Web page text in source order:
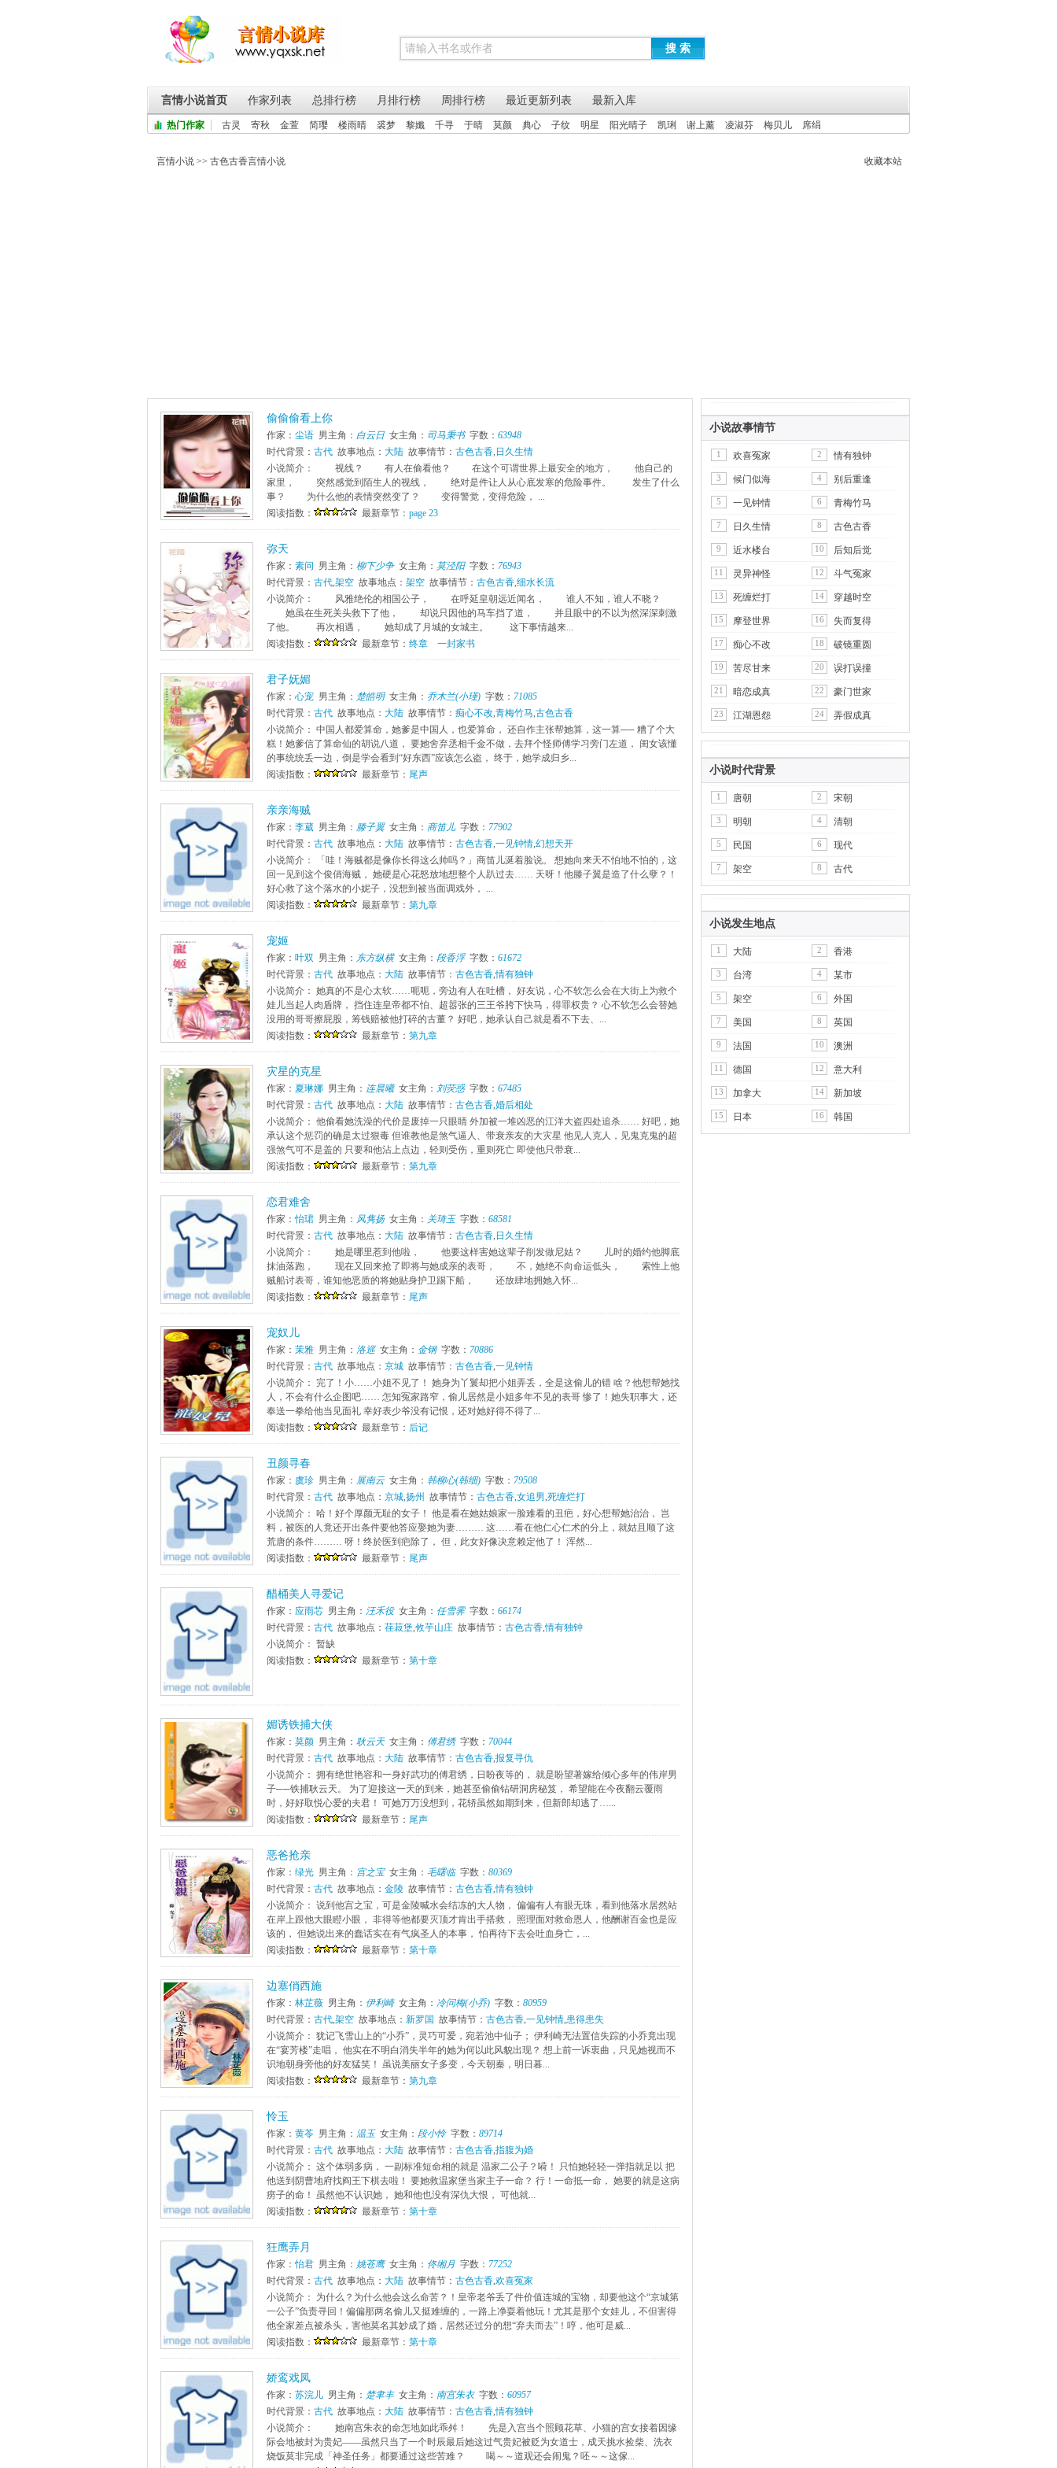
搜 索
言情小说首页 作家列表 总排行榜 月排行榜 周排行榜 最近更新列表 最新入库
热门作家 古灵 寄秋 金萱 简璎 楼雨晴 裘梦 黎孅 千寻 于晴 莫颜 典心 子纹 明星 阳光晴子 凯琍 谢上薰 凌淑芬 梅贝儿 席绢
言情小说 >> 古色古香言情小说 收藏本站
偷偷偷看上你
作家： 尘语 男主角： 白云日 女主角： 司马秉书字数： 63948
时代背景： 古代 故事地点： 大陆 故事情节： 古色古香, 日久生情
小说简介： 视线？ 有人在偷看他？ 在这个可谓世界上最安全的地方， 他自己的
家里， 突然感觉到陌生人的视线， 绝对是件让人从心底发寒的危险事件。 发生了什么
事？ 为什么他的表情突然变了？ 变得警觉，变得危险， ...
阅读指数：
最新章节： page 23
弥天
作家： 素问 男主角： 柳下少争女主角： 莫泾阳字数： 76943
时代背景： 古代,架空 故事地点： 架空 故事情节： 古色古香,细水长流
小说简介： 风雅绝伦的相国公子， 在呼延皇朝远近闻名， 谁人不知，谁人不晓？
她虽在生死关头救下了他， 却说只因他的马车挡了道， 并且眼中的不以为然深深刺激
了他。 再次相遇， 她却成了月城的女城主。 这下事情越来...
阅读指数：
最新章节： 终章 一封家书
君子妩媚
作家： 心宠 男主角： 楚皓明女主角： 乔木兰(小瑾) 字数： 71085
时代背景： 古代 故事地点： 大陆 故事情节： 痴心不改,青梅竹马,古色古香
小说简介： 中国人都爱算命，她爹是中国人，也爱算命， 还自作主张帮她算，这一算── 糟了个大
糕！她爹信了算命仙的胡说八道， 要她舍弃丞相千金不做，去拜个怪师傅学习旁门左道， 闺女该懂
的事统统丢一边，倒是学会看到“好东西”应该怎么盗， 终于，她学成归乡...
阅读指数：
最新章节： 尾声
亲亲海贼
作家： 李葳 男主角： 滕子翼女主角： 商笛儿字数： 77902
时代背景： 古代 故事地点： 大陆 故事情节： 古色古香,一见钟情,幻想天开
小说简介： 「哇！海贼都是像你长得这么帅吗？」商笛儿涎着脸说。 想她向来天不怕地不怕的，这
回一见到这个俊俏海贼， 她硬是心花怒放地想整个人趴过去…… 天呀！他滕子翼是造了什么孽？！
好心救了这个落水的小妮子，没想到被当面调戏外， ...
阅读指数：
最新章节： 第九章
宠姬
作家： 叶双 男主角： 东方纵横女主角： 段香浮字数： 61672
时代背景： 古代 故事地点： 大陆 故事情节： 古色古香,情有独钟
小说简介： 她真的不是心太软……呃呃，旁边有人在吐槽， 好友说，心不软怎么会在大街上为救个
娃儿当起人肉盾牌， 挡住连皇帝都不怕、超嚣张的三王爷胯下快马，得罪权贵？ 心不软怎么会替她
没用的哥哥擦屁股，筹钱赔被他打碎的古董？ 好吧，她承认自己就是看不下去、...
阅读指数：
最新章节： 第九章
灾星的克星
作家： 夏琳娜 男主角： 连晨曦女主角： 刘荧惑字数： 67485
时代背景： 古代 故事地点： 大陆 故事情节： 古色古香,婚后相处
小说简介： 他偷看她洗澡的代价是废掉一只眼睛 外加被一堆凶恶的江洋大盗四处追杀…… 好吧，她
承认这个惩罚的确是太过狠毒 但谁教他是煞气逼人、带衰亲友的大灾星 他见人克人，见鬼克鬼的超
强煞气可不是盖的 只要和他沾上点边，轻则受伤，重则死亡 即使他只带衰...
阅读指数：
最新章节： 第九章
恋君难舍
作家：怡珺 男主角： 风隽扬女主角： 关琦玉字数： 68581
时代背景： 古代 故事地点： 大陆 故事情节： 古色古香, 日久生情
小说简介： 她是哪里惹到他啦， 他要这样害她这辈子削发做尼姑？ 儿时的婚约他脚底
抹油落跑， 现在又回来抢了即将与她成亲的表哥， 不，她绝不向命运低头， 索性上他
贼船讨表哥，谁知他恶质的将她贴身护卫踢下船， 还放肆地拥她入怀...
阅读指数：
最新章节： 尾声
宠奴儿
作家： 茉雅 男主角： 洛巡女主角： 金钢字数： 70886
时代背景： 古代 故事地点： 京城 故事情节： 古色古香,一见钟情
小说简介： 完了！小……小姐不见了！ 她身为丫鬟却把小姐弄丢，全是这偷儿的错 啥？他想帮她找
人，不会有什么企图吧…… 怎知冤家路窄，偷儿居然是小姐多年不见的表哥 惨了！她失职事大，还
奉送一拳给他当见面礼 幸好表少爷没有记恨，还对她好得不得了...
阅读指数：
最新章节： 后记
丑颜寻春
作家： 虞珍 男主角： 展南云女主角： 韩柳心(韩细) 字数： 79508
时代背景： 古代 故事地点： 京城,扬州 故事情节： 古色古香,女追男,死缠烂打
小说简介： 哈！好个厚颜无耻的女子！ 他是看在她姑娘家一脸难看的丑疤，好心想帮她治治， 岂
料，被医的人竟还开出条件要他答应娶她为妻……… 这……看在他仁心仁术的分上，就姑且顺了这
荒唐的条件……… 呀！终於医到疤除了， 但，此女好像决意赖定他了！ 浑然...
阅读指数：
最新章节： 尾声
醋桶美人寻爱记
作家： 应雨芯 男主角： 汪禾役女主角： 任雪霁字数： 66174
时代背景： 古代 故事地点： 荏菽堡,攸芋山庄 故事情节： 古色古香,情有独钟
小说简介： 暂缺
阅读指数：
最新章节： 第十章
媚诱铁捕大侠
作家： 莫颜 男主角： 耿云天女主角： 傅君绣字数： 70044
时代背景： 古代 故事地点： 大陆 故事情节： 古色古香,报复寻仇
小说简介： 拥有绝世艳容和一身好武功的傅君绣，日盼夜等的， 就是盼望著嫁给倾心多年的伟岸男
子──铁捕耿云天。 为了迎接这一天的到来，她甚至偷偷钻研洞房秘笈， 希望能在今夜翻云覆雨
时，好好取悦心爱的夫君！ 可她万万没想到，花轿虽然如期到来，但新郎却逃了…...
阅读指数：
最新章节： 尾声
恶爸抢亲
作家： 绿光 男主角： 宫之宝女主角： 毛曙临字数： 80369
时代背景： 古代 故事地点： 金陵 故事情节： 古色古香,情有独钟
小说简介： 说到他宫之宝，可是金陵喊水会结冻的大人物， 偏偏有人有眼无珠，看到他落水居然站
在岸上跟他大眼瞪小眼， 非得等他都要灭顶才肯出手搭救， 照理面对救命恩人，他酬谢百金也是应
该的， 但她说出来的蠢话实在有气疯圣人的本事， 怕再待下去会吐血身亡，...
阅读指数：
最新章节： 第十章
边塞俏西施
作家： 林芷薇 男主角： 伊利崎女主角： 冷问梅(小乔) 字数： 80959
时代背景： 古代,架空 故事地点： 新罗国 故事情节： 古色古香,一见钟情,患得患失
小说简介： 犹记飞雪山上的“小乔”，灵巧可爱，宛若池中仙子； 伊利崎无法置信失踪的小乔竟出现
在“宴芳楼”走唱， 他实在不明白消失半年的她为何以此风貌出现？ 想上前一诉衷曲，只见她视而不
识地朝身旁他的好友猛笑！ 虽说美丽女子多变，今天朝秦，明日暮...
阅读指数：
最新章节： 第九章
怜玉
作家： 黄苓 男主角： 温玉女主角： 段小怜字数： 89714
时代背景： 古代 故事地点： 大陆 故事情节： 古色古香,指腹为婚
小说简介： 这个体弱多病， 一副标准短命相的就是 温家二公子？嗬！ 只怕她轻轻一弹指就足以 把
他送到阴曹地府找阎王下棋去啦！ 要她救温家堡当家主子一命？ 行！一命抵一命， 她要的就是这病
痨子的命！ 虽然他不认识她， 她和他也没有深仇大恨， 可他就...
阅读指数：
最新章节： 第十章
狂鹰弄月
作家：怡君 男主角： 姚苍鹰女主角： 佟缃月 字数： 77252
时代背景： 古代 故事地点： 大陆 故事情节： 古色古香,欢喜冤家
小说简介： 为什么？为什么他会这么命苦？！皇帝老爷丢了件价值连城的宝物，却要他这个“京城第
一公子”负责寻回！偏偏那两名偷儿又挺难缠的，一路上净耍着他玩！尤其是那个女娃儿，不但害得
他全家差点被杀头，害他莫名其妙成了婚，居然还过分的想“弃夫而去”！哼，他可是威...
阅读指数：
最新章节： 第十章
娇鸾戏凤
作家： 苏浣儿 男主角： 楚聿丰女主角： 南宫朱衣字数： 60957
时代背景： 古代 故事地点： 大陆 故事情节： 古色古香,情有独钟
小说简介： 她南宫朱衣的命怎地如此乖舛！ 先是入宫当个照顾花草、小猫的宫女接着因缘
际会地被封为贵妃——虽然只当了一个时辰最后她这过气贵妃被贬为女道士，成天挑水捡柴、洗衣
烧饭莫非完成「神圣任务」都要通过这些苦难？ 喝～～道观还会闹鬼？呸～～这傢...
小说故事情节
1 欢喜冤家 2 情有独钟
3 候门似海 4 别后重逢
5 一见钟情 6 青梅竹马
7 日久生情 8 古色古香
9 近水楼台 10 后知后觉
11 灵异神怪 12 斗气冤家
13 死缠烂打 14 穿越时空
15 摩登世界 16 失而复得
17 痴心不改 18 破镜重圆
19 苦尽甘来 20 误打误撞
21 暗恋成真 22 豪门世家
23 江湖恩怨 24 弄假成真
小说时代背景
1 唐朝 2 宋朝
3 明朝 4 清朝
5 民国 6 现代
7 架空 8 古代
小说发生地点
1 大陆 2 香港
3 台湾 4 某市
5 架空 6 外国
7 美国 8 英国
9 法国 10 澳洲
11 德国 12 意大利
13 加拿大 14 新加坡
15 日本 16 韩国